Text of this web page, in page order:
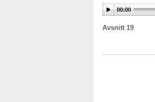
00:00
Avsnitt 19